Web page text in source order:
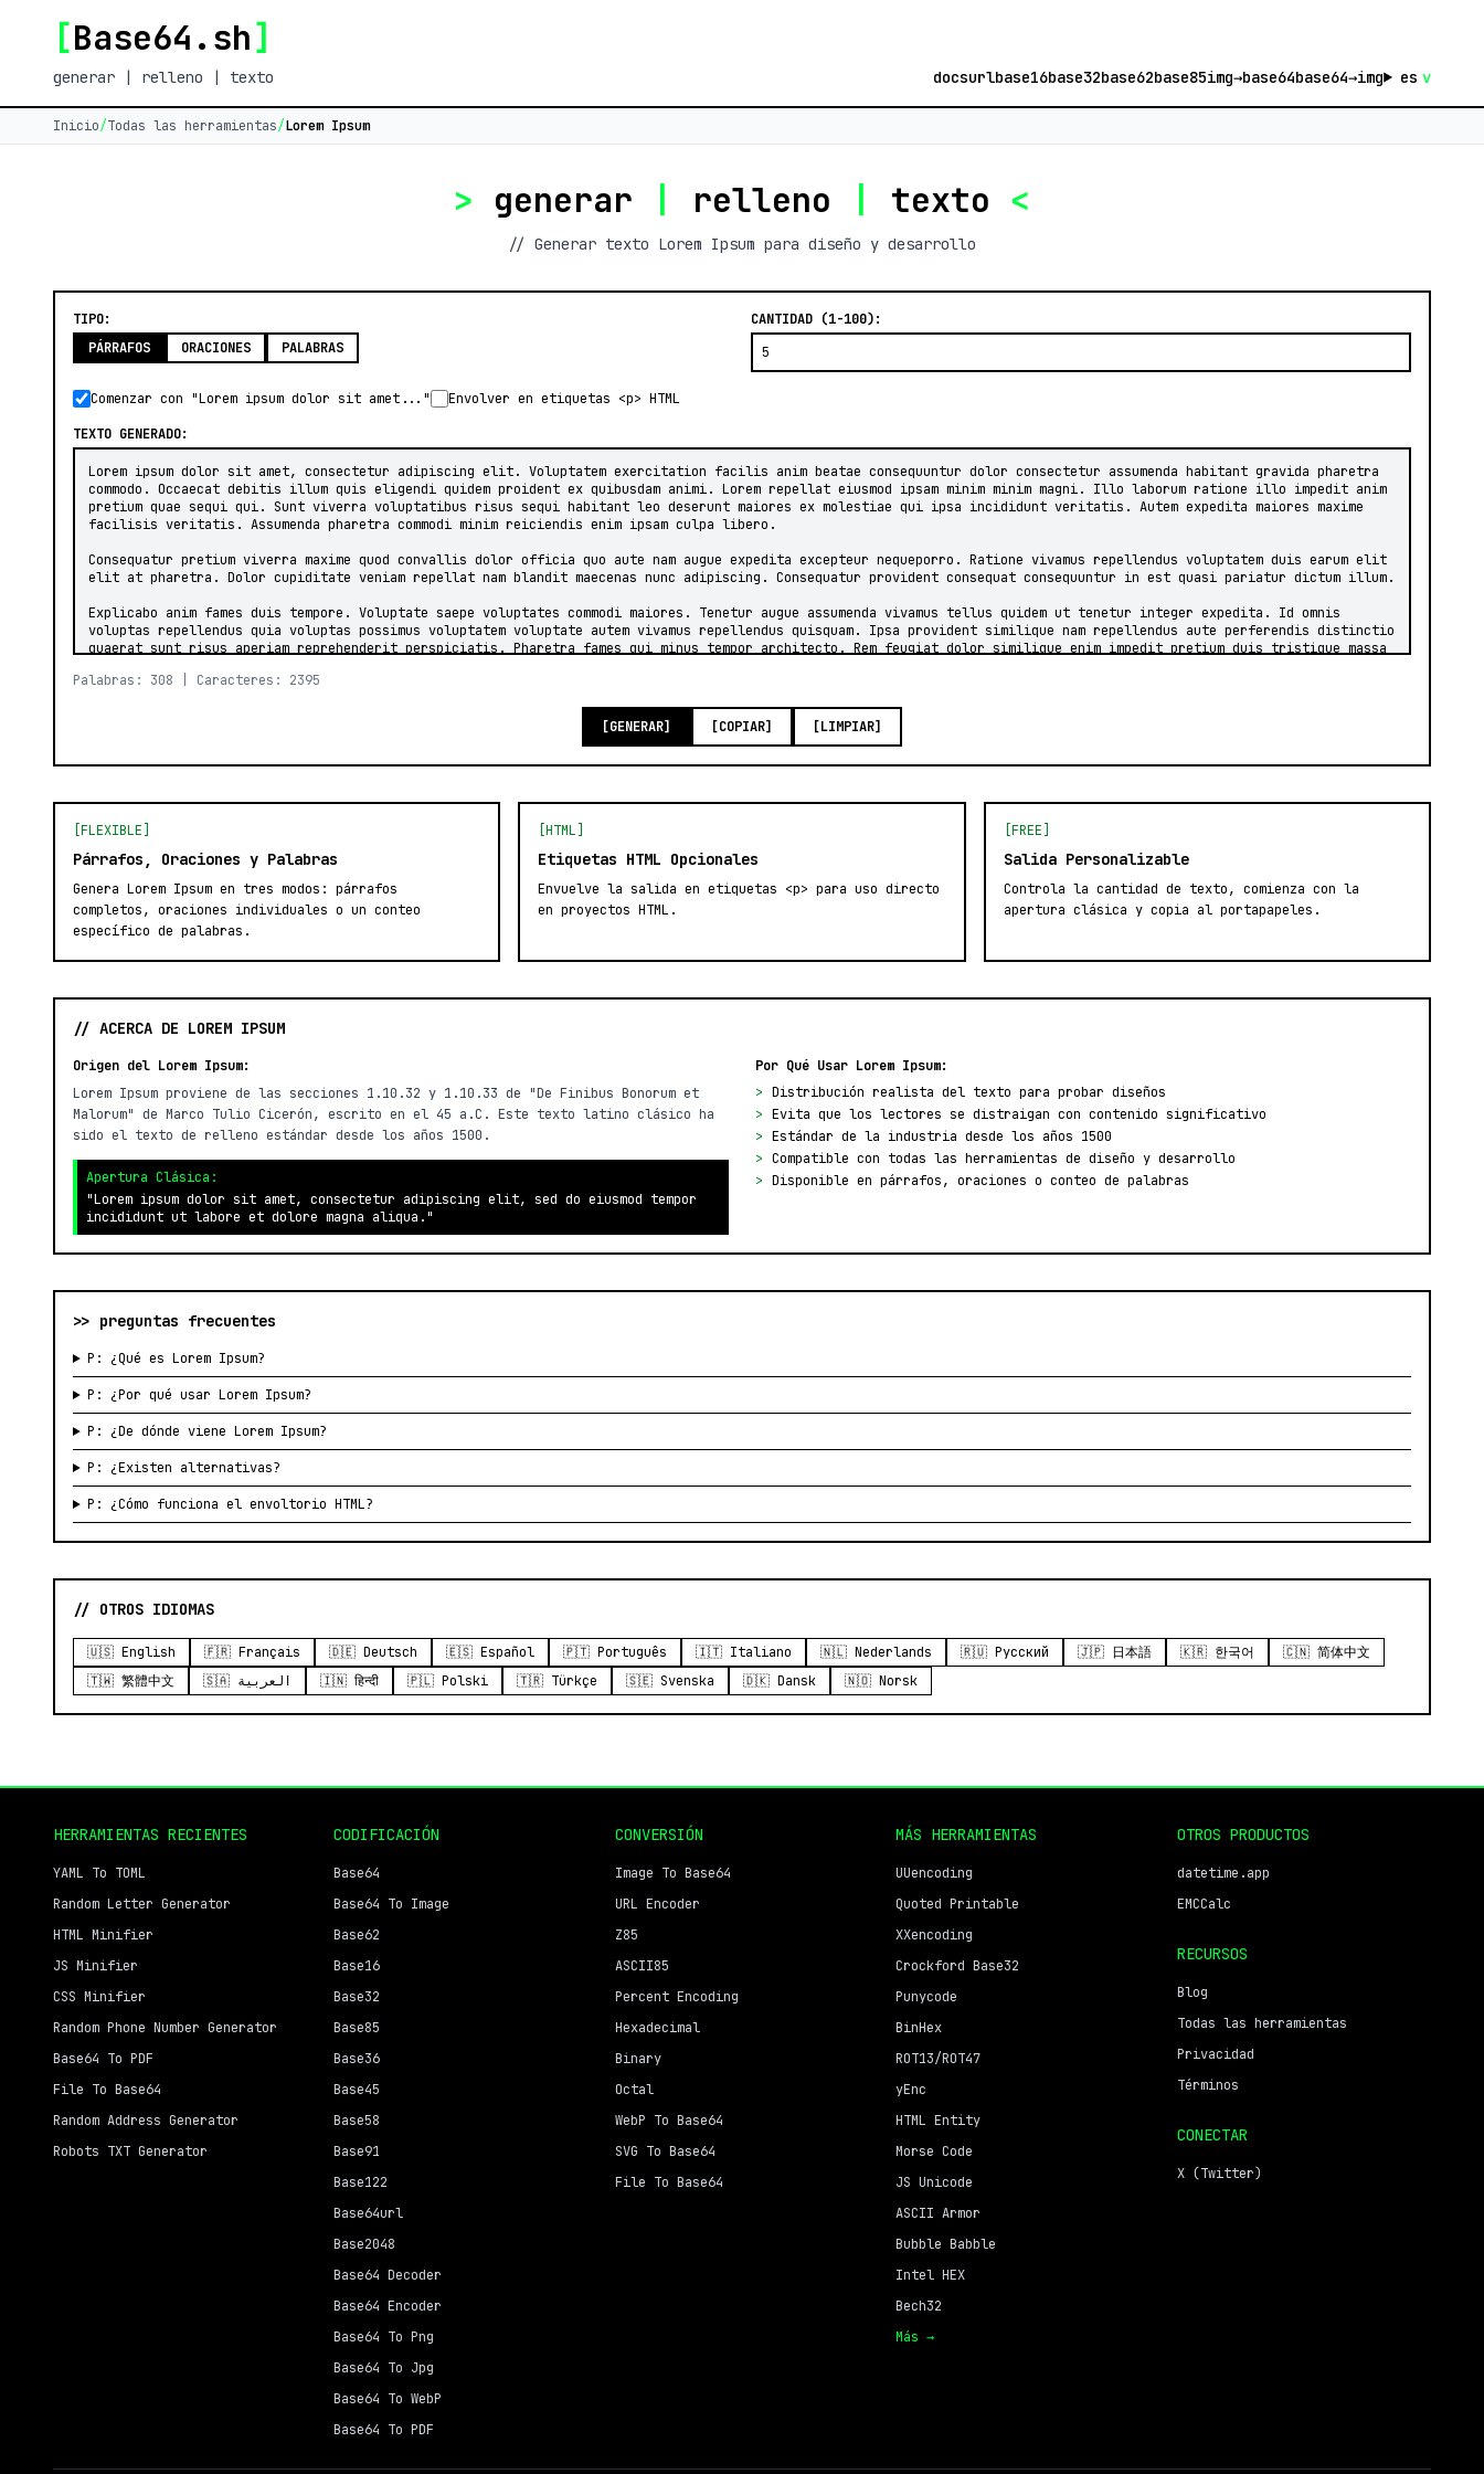
[Base64.sh]
generar | relleno | texto docsurlbase16base32base62base85img→base64base64→img es v
Inicio/Todas las herramientas/Lorem Ipsum
> generar relleno texto <
// Generar texto Lorem Ipsum para diseño y desarrollo
TIPO:
PÁRRAFOS
ORACIONES PALABRAS
CANTIDAD (1-100):
Comenzar con "Lorem ipsum dolor sit amet..."
Envolver en etiquetas <p> HTML
TEXTO GENERADO:
Palabras: 308 | Caracteres: 2395
[GENERAR] [COPIAR] [LIMPIAR]
[FLEXIBLE]
Párrafos, Oraciones y Palabras
Genera Lorem Ipsum en tres modos: párrafos
completos, oraciones individuales o un conteo
específico de palabras.
[HTML]
Etiquetas HTML Opcionales
Envuelve la salida en etiquetas <p> para uso directo
en proyectos HTML.
[FREE]
Salida Personalizable
Controla la cantidad de texto, comienza con la
apertura clásica y copia al portapapeles.
// ACERCA DE LOREM IPSUM
Origen del Lorem Ipsum:
Lorem Ipsum proviene de las secciones 1.10.32 y 1.10.33 de "De Finibus Bonorum et
Malorum" de Marco Tulio Cicerón, escrito en el 45 a.C. Este texto latino clásico ha
sido el texto de relleno estándar desde los años 1500.
Apertura Clásica:
"Lorem ipsum dolor sit amet, consectetur adipiscing elit, sed do eiusmod tempor
incididunt ut labore et dolore magna aliqua."
Por Qué Usar Lorem Ipsum:
> Distribución realista del texto para probar diseños
> Evita que los lectores se distraigan con contenido significativo
> Estándar de la industria desde los años 1500
> Compatible con todas las herramientas de diseño y desarrollo
> Disponible en párrafos, oraciones o conteo de palabras
>> preguntas frecuentes
P: ¿Qué es Lorem Ipsum?
P: ¿Por qué usar Lorem Ipsum?
P: ¿De dónde viene Lorem Ipsum?
P: ¿Existen alternativas?
P: ¿Cómo funciona el envoltorio HTML?
// OTROS IDIOMAS
🇺🇸 English 🇫🇷 Français 🇩🇪 Deutsch 🇪🇸 Español 🇵🇹 Português 🇮🇹 Italiano 🇳🇱 Nederlands 🇷🇺 Русский 🇯🇵 日本語 🇰🇷 한국어
🇨🇳 简体中文
🇹🇼 繁體中文
🇸🇦 العربية 🇮🇳 हिन्दी 🇵🇱 Polski 🇹🇷 Türkçe 🇸🇪 Svenska 🇩🇰 Dansk 🇳🇴 Norsk
HERRAMIENTAS RECIENTES
YAML To TOML
Random Letter Generator
HTML Minifier
JS Minifier
CSS Minifier
Random Phone Number Generator
Base64 To PDF
File To Base64
Random Address Generator
Robots TXT Generator
CODIFICACIÓN
Base64
Base64 To Image
Base62
Base16
Base32
Base85
Base36
Base45
Base58
Base91
Base122
Base64url
Base2048
Base64 Decoder
Base64 Encoder
Base64 To Png
Base64 To Jpg
Base64 To WebP
Base64 To PDF
CONVERSIÓN
Image To Base64
URL Encoder
Z85
ASCII85
Percent Encoding
Hexadecimal
Binary
Octal
WebP To Base64
SVG To Base64
File To Base64
MÁS HERRAMIENTAS
UUencoding
Quoted Printable
XXencoding
Crockford Base32
Punycode
BinHex
ROT13/ROT47
yEnc
HTML Entity
Morse Code
JS Unicode
ASCII Armor
Bubble Babble
Intel HEX
Bech32
Más →
OTROS PRODUCTOS
datetime.app
EMCCalc
RECURSOS
Blog
Todas las herramientas
Privacidad
Términos
CONECTAR
X (Twitter)